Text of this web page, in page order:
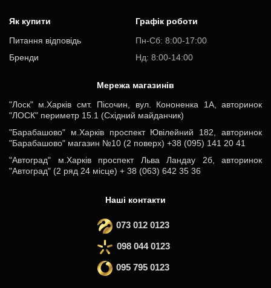
Як купити
Питання відповідь
Бренди
Графік роботи
Пн-Cб: 8:00-17:00
Нд: 8:00-14:00
Мережа магазинів
"Лоск" м.Харків смт. Пісочин, вул. Кононенка 1А, авторинок
"ЛОСК" периметр 15.1 (Східний майданчик)
"Барабашово" м.Харків проспект Ювілейний 182, авторинок
"Барабашово" магазин №10 (2 поверх) +38 (095) 141 20 41
"Автоград" м.Харків проспект Льва Ландау 2б, авторинок
"Автоград" (2 ряд 24 місце) + 38 (063) 642 35 36
Наші контакти
073 012 0123
098 044 0123
095 795 0123